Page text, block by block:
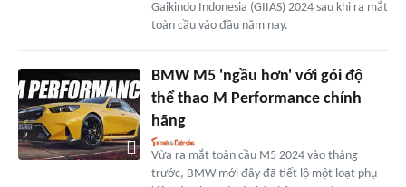
Gaikindo Indonesia (GIIAS) 2024 sau khi ra mắt
toàn cầu vào đầu năm nay.
BMW M5 'ngầu hơn' với gói độ
thể thao M Performance chính
hãng
Vừa ra mắt toàn cầu M5 2024 vào tháng
trước, BMW mới đây đã tiết lộ một loạt phụ